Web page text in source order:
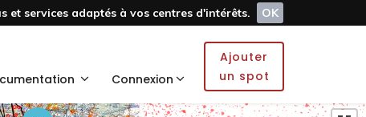
services adaptés à vos centres d'intérêts.
OK
Connexion
Ajouter
un spot